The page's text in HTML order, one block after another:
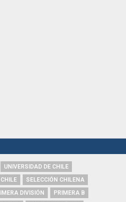
UNIVERSIDAD DE CHILE
CHILE
SELECCIÓN CHILENA
DIVISIÓN
PRIMERA B